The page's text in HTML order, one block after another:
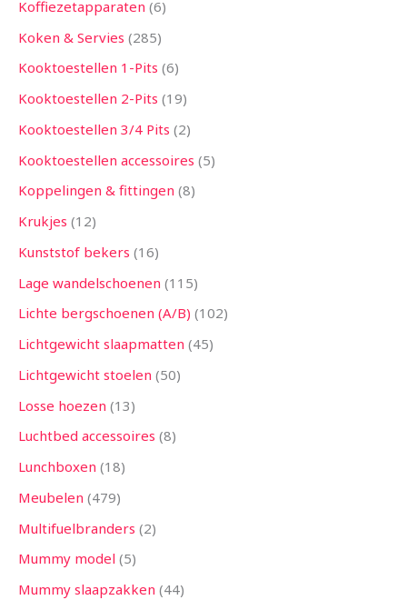
Koffiezetapparaten 6
Koken & Servies 285
Kooktoestellen 1-Pits 6
Kooktoestellen 2-Pits 19
Kooktoestellen 3/4 Pits 2
Kooktoestellen accessoires 5
Koppelingen & fittingen 8
Krukjes 12
Kunststof bekers 16
Lage wandelschoenen 115
Lichte bergschoenen (A/B) 102
Lichtgewicht slaapmatten 45
Lichtgewicht stoelen 50
Losse hoezen 13
Luchtbed accessoires 8
Lunchboxen 18
Meubelen 479
Multifuelbranders 2
Mummy model 5
Mummy slaapzakken 44